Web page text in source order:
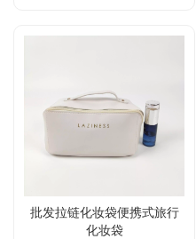
批发拉链化妆袋便携式旅行
化妆袋